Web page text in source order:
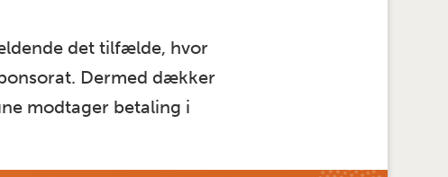
det tilfælde, hvor
Dermed dækker
modtager betaling i